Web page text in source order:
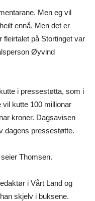
Men eg vil
ennå. Men det er
fleirtalet på Stortinget var
Øyvind
i pressestøtta, som i
vil kutte 100 millionar
kroner. Dagsavisen
dagens pressestøtte.
Thomsen.
i Vårt Land og
skjelv i buksene.